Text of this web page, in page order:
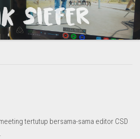
tertutup bersama-sama editor CSD